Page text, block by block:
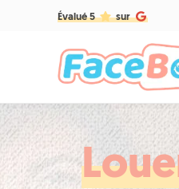
Évalué 5 sur